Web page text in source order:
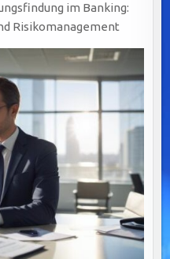
im Banking:
Risikomanagement